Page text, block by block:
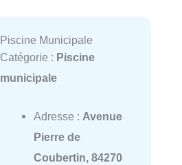
Piscine Municipale
Catégorie : Piscine
municipale
Adresse : Avenue
Pierre de
Coubertin, 84270